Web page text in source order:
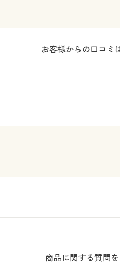
お客様からの口コミ
商品に関する質問を